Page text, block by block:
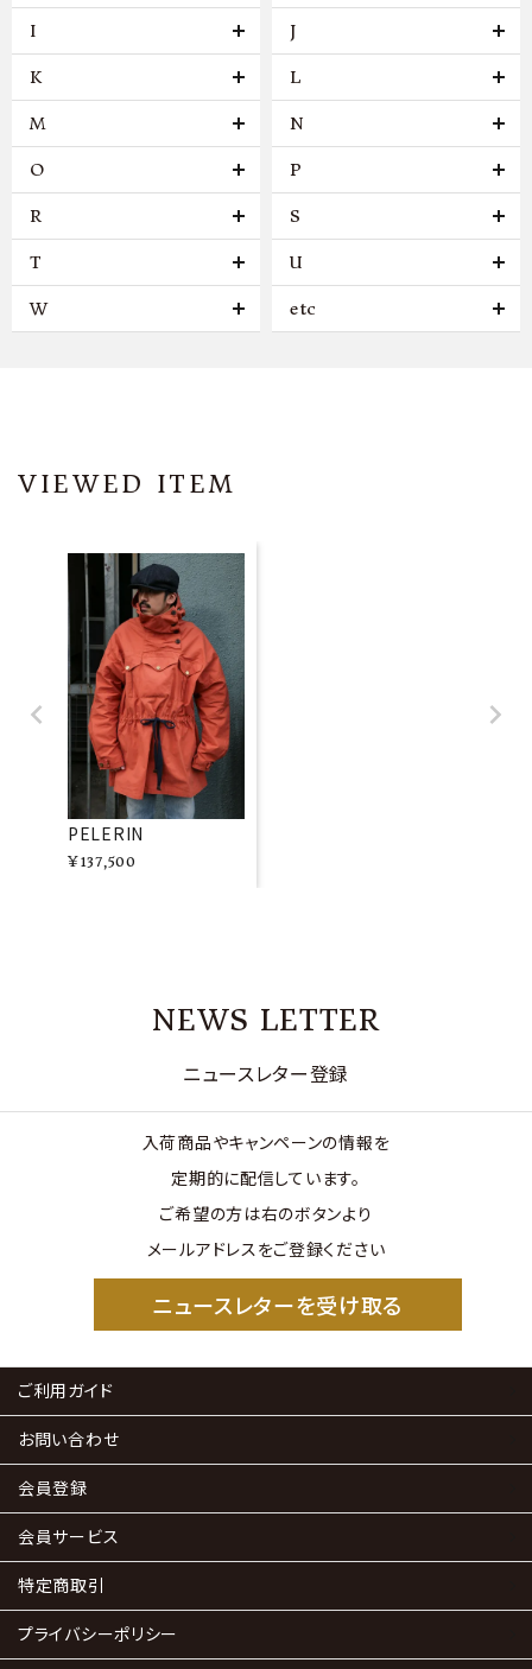
I J
K L
M N
O P
R S
T U
W etc
VIEWED ITEM
PELERIN
¥137,500
NEWS LETTER
ニュースレター登録
入荷商品やキャンペーンの情報を
定期的に配信しています。
ご希望の方は右のボタンより
メールアドレスをご登録ください
ニュースレターを受け取る
ご利用ガイド
お問い合わせ
会員登録
会員サービス
特定商取引
プライバシーポリシー